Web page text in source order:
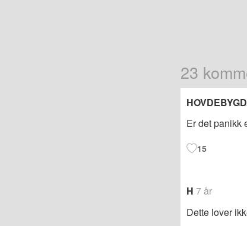
23
Er det panikk
15
H 7 år
Dette lover